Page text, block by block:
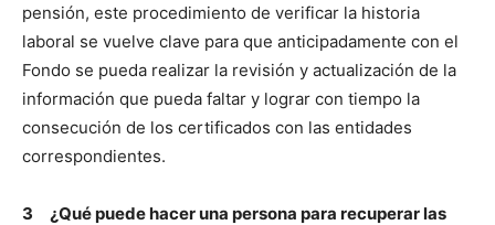
pensión, este procedimiento de verificar la historia
laboral se vuelve clave para que anticipadamente con el
Fondo se pueda realizar la revisión y actualización de la
información que pueda faltar y lograr con tiempo la
consecución de los certificados con las entidades
correspondientes.
3 ¿Qué puede hacer una persona para recuperar las